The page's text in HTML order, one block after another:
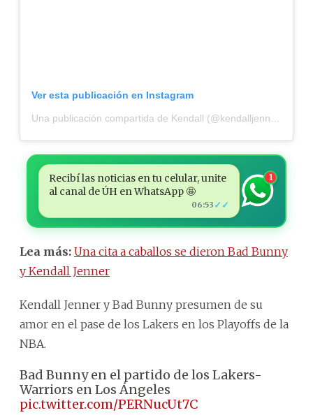
Ver esta publicación en Instagram
Recibí las noticias en tu celular, unite
al canal de ÚH en WhatsApp 🤩
06:53 ✓✓
1
Lea más: Una cita a caballos se dieron Bad Bunny
y Kendall Jenner
Kendall Jenner y Bad Bunny presumen de su
amor en el pase de los Lakers en los Playoffs de la
NBA.
Bad Bunny en el partido de los Lakers-
Warriors en Los Ángeles
pic.twitter.com/PERNucUt7C